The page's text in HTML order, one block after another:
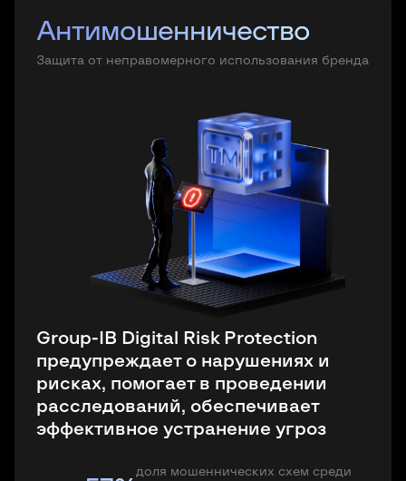
Защита VIP-персон
$50 000неделю, используя личный бренд
Антимошенничество
Защита от неправомерного использования бренда
Group-IB Digital Risk Protection
предупреждает о нарушениях и
рисках, помогает в проведении
расследований, обеспечивает
эффективное устранение угроз
доля мошеннических схем среди
Антиконтрафакт
Антипиратство
Обнаружение утечек
данных
Защита VIP-персон
$50 000неделю, используя личный бренд
Антимошенничество
доля мошеннических схем среди